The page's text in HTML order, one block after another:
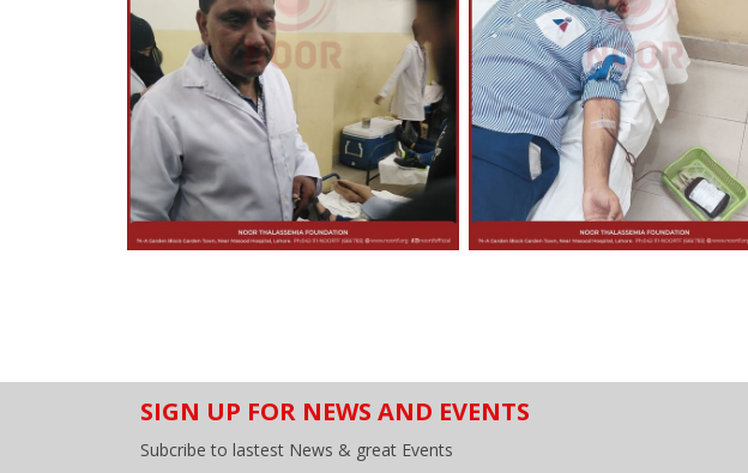
SIGN UP FOR NEWS AND EVENTS
Subcribe to lastest News & great Events